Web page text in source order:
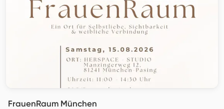
FrauenRaum München